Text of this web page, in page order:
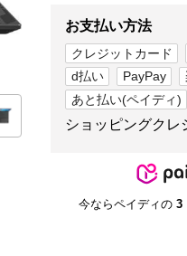
お支払い方法
クレジットカード
d払い
PayPay
あと払い(ペイディ)
ショッピングクレ
今ならペイディの 3